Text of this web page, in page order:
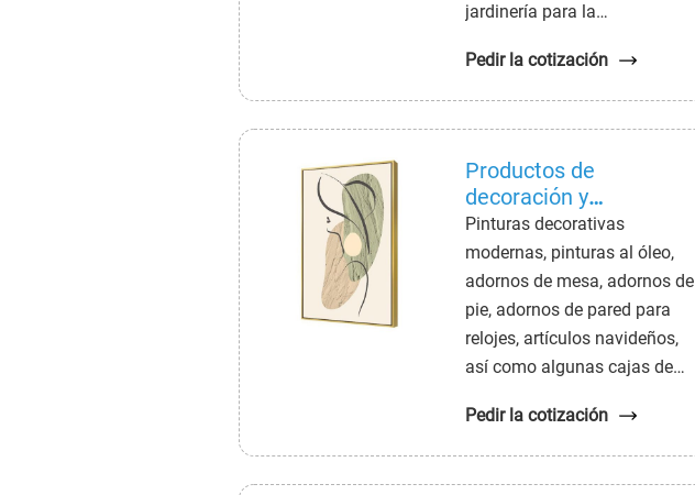
jardinería para la
equipos de riego, vallas,
jardineras, etc.
Pedir la cotización
Productos de
decoración y
Almacenamiento del
hoga
Pinturas decorativas
modernas, pinturas al óleo,
adornos de mesa, adornos de
pie, adornos de pared para
relojes, artículos navideños,
así como algunas cajas de
cajas de almacenamiento de
cosméticos.
Pedir la cotización